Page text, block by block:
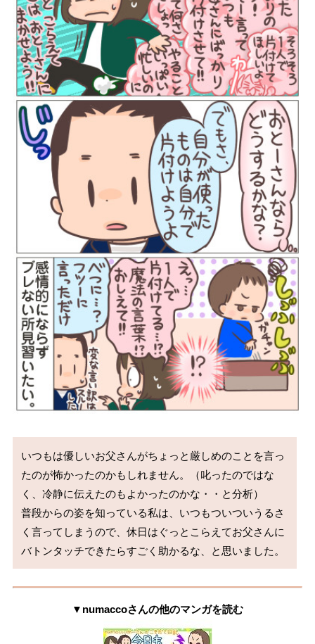
いつもは優しいお父さんがちょっと厳しめのことを言っ
たのが怖かったのかもしれません。（叱ったのではな
く、冷静に伝えたのもよかったのかな・・と分析）
普段からの姿を知っている私は、いつもついついうるさ
く言ってしまうので、休日はぐっとこらえてお父さんに
▼numaccoさんの他のマンガを読む